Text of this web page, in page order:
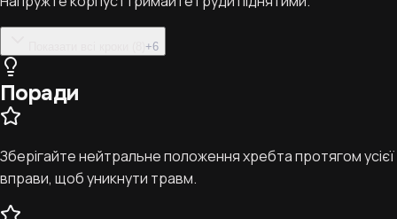
+6
Поради
Зберігайте нейтральне положення хребта протягом усієї
вправи, щоб уникнути травм.